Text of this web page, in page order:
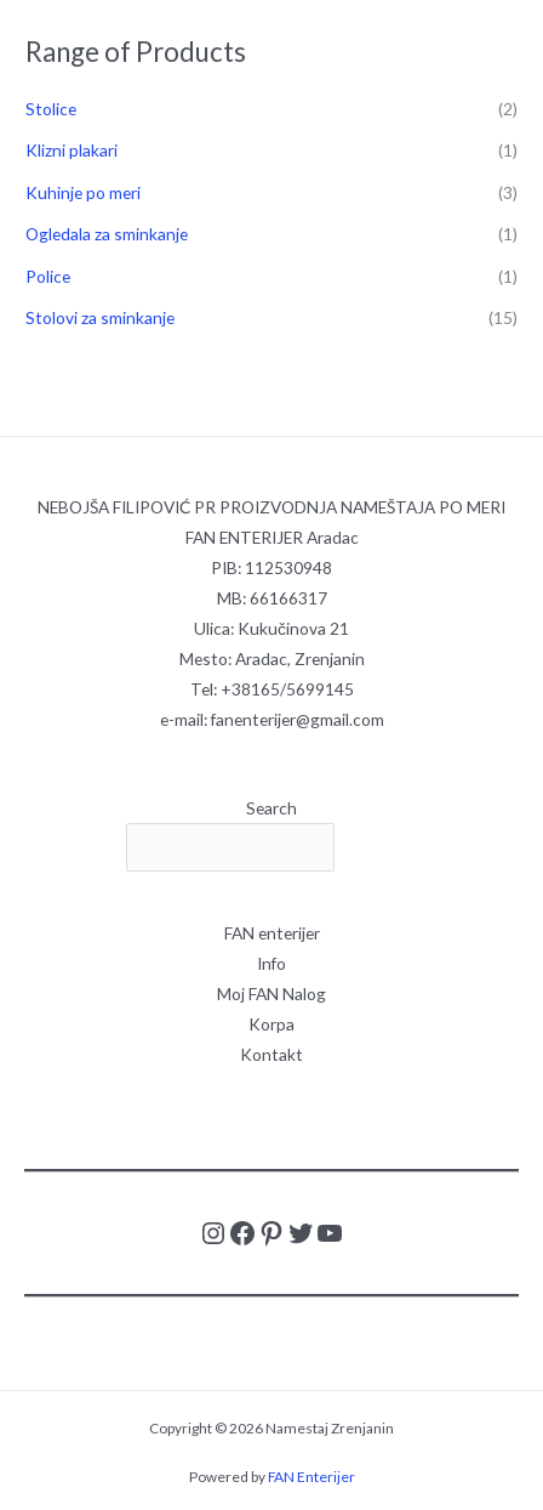
Range of Products
Stolice (2)
Klizni plakari (1)
Kuhinje po meri (3)
Ogledala za sminkanje (1)
Police (1)
Stolovi za sminkanje (15)
NEBOJŠA FILIPOVIĆ PR PROIZVODNJA NAMEŠTAJA PO MERI
FAN ENTERIJER Aradac
PIB: 112530948
MB: 66166317
Ulica: Kukučinova 21
Mesto: Aradac, Zrenjanin
Tel: +38165/5699145
e-mail: fanenterijer@gmail.com
Search
FAN enterijer
Info
Moj FAN Nalog
Korpa
Kontakt
Copyright © 2026 Namestaj Zrenjanin
Powered byFAN Enterijer